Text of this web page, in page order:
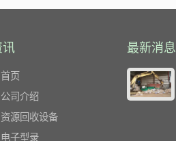
讯
首页
公司介绍
资源回收设备
电子型录
最新消息
TB-0708 Series 介
horizo​​ntal baler which
that require recycling
and lower capacity,